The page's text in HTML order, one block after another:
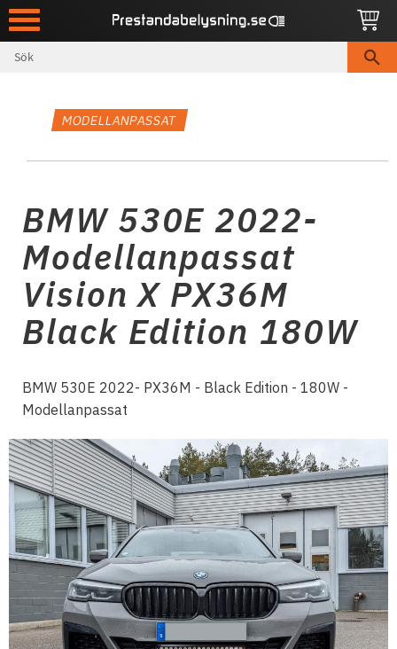
Meny
MODELLANPASSAT
BMW 530E 2022-
Modellanpassat
Vision X PX36M
Black Edition 180W
BMW 530E 2022- PX36M - Black Edition - 180W -
Modellanpassat